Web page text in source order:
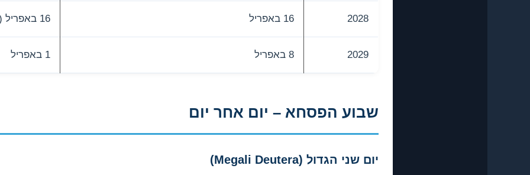
2028 16 באפריל 16 באפריל (נדיר!)
2029 8 באפריל 1 באפריל
שבוע הפסחא – יום אחר יום
יום שני הגדול (Megali Deutera)